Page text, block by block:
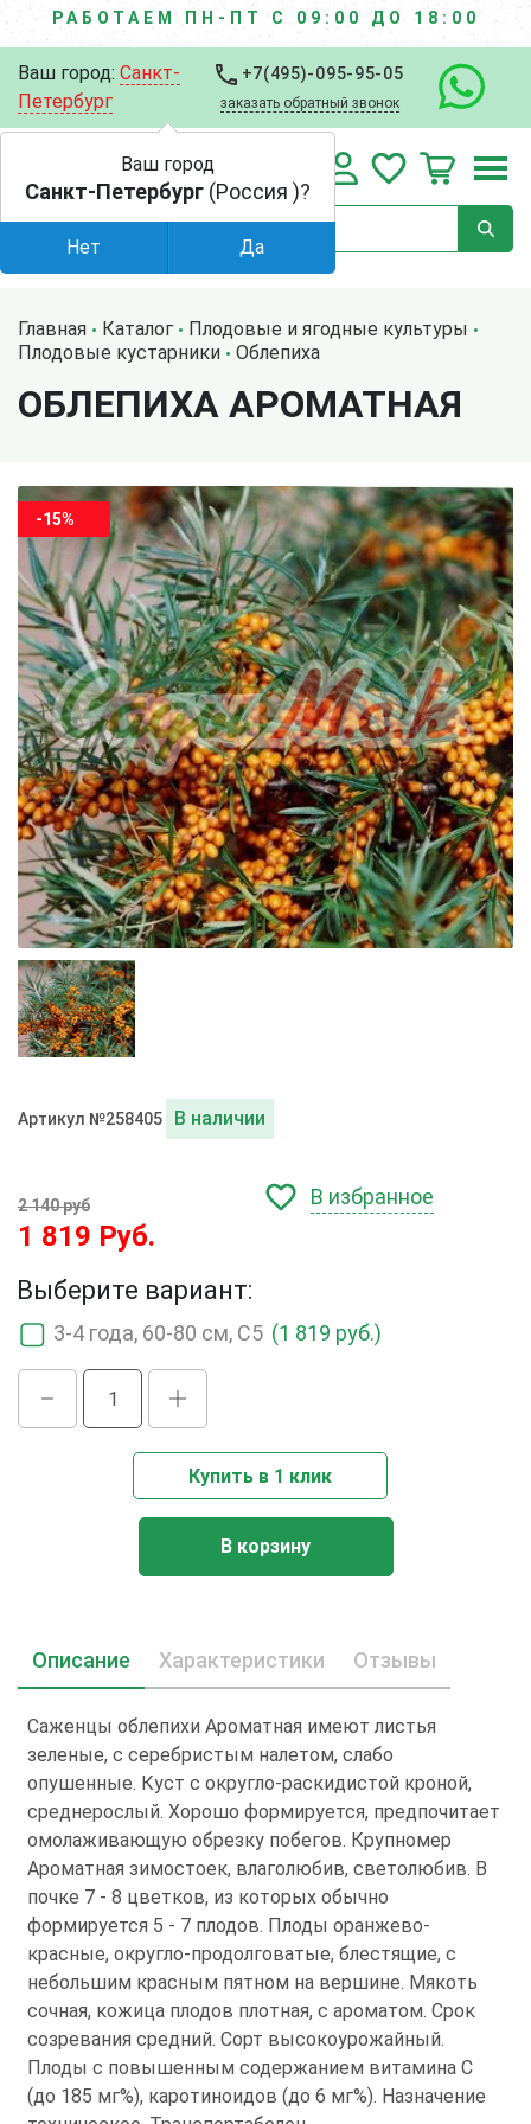
РАБОТАЕМ ПН-ПТ С 09:00 ДО 18:00
Ваш город: Санкт-
Петербург
+7(495)-095-95-05
заказать обратный звонок
Главная Каталог
Плодовые и ягодные культуры
Плодовые кустарники
Облепиха
ОБЛЕПИХА АРОМАТНАЯ
-15%
Артикул №258405 В наличии
2 140 руб
1 819 Руб.
В избранное
Выберите вариант:
3-4 года, 60-80 см, С5 (1 819 руб.)
Купить в 1 клик
В корзину
Описание Характеристики Отзывы
Саженцы облепихи Ароматная имеют листья
зеленые, с серебристым налетом, слабо
опушенные. Куст с округло-раскидистой кроной,
среднерослый. Хорошо формируется, предпочитает
омолаживающую обрезку побегов. Крупномер
Ароматная зимостоек, влаголюбив, светолюбив. В
почке 7 - 8 цветков, из которых обычно
формируется 5 - 7 плодов. Плоды оранжево-
красные, округло-продолговатые, блестящие, с
небольшим красным пятном на вершине. Мякоть
сочная, кожица плодов плотная, с ароматом. Срок
созревания средний. Сорт высокоурожайный.
Плоды с повышенным содержанием витамина С
(до 185 мг%), каротиноидов (до 6 мг%). Назначение
Ваш город
Санкт-Петербург (Россия )?
Нет Да